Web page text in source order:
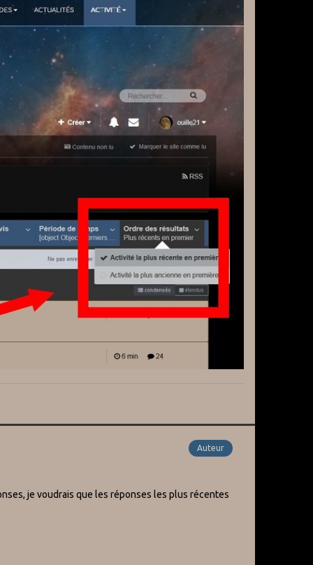
Auteur
je voudrais que les réponses les plus récentes